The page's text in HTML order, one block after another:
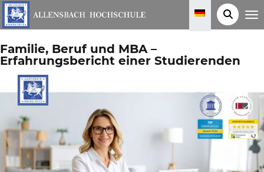
T
g
a
t
i
o
n
Familie, Beruf und MBA –
Erfahrungsbericht einer Studierenden